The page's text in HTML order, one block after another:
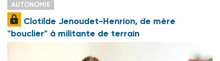
AUTONOMIE
Clotilde Jenoudet-Henrion, de mère
"bouclier" à militante de terrain